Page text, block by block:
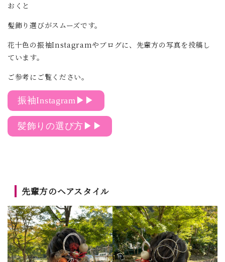
おくと
髪飾り選びがスムーズです。
花十色の振袖Instagramやブログに、先輩方の写真を投稿し
ています。
ご参考にご覧ください。
振袖Instagram▶▶
髪飾りの選び方▶▶
先輩方のヘアスタイル